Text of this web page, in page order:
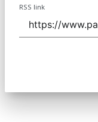
RSS link